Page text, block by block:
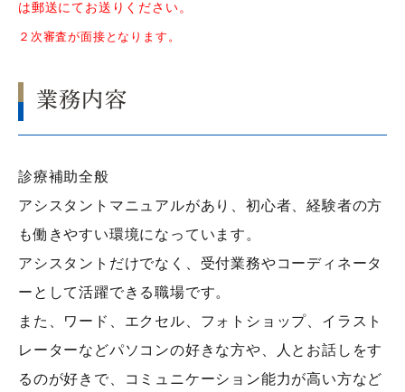
は郵送にてお送り ください。
２次審査が面接となります。
業務内容
診療補助全般
アシスタントマニュアルがあり、初心者、経験者の方
も働きやすい環境になっています。
アシスタントだけでなく、受付業務やコーディネータ
ーとして活躍できる職場です。
また、ワード、エクセル、フォトショップ、イラスト
レーターなどパソコンの好きな方や、人とお話しをす
るのが好きで、コミュニケーション能力が高い方など